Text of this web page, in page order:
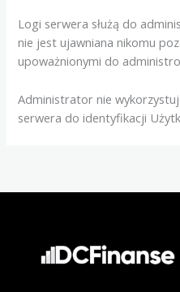
Logi serwera służą do
nie jest ujawniana nikomu
upoważnionymi do
Administrator nie
serwera do identyfikacji